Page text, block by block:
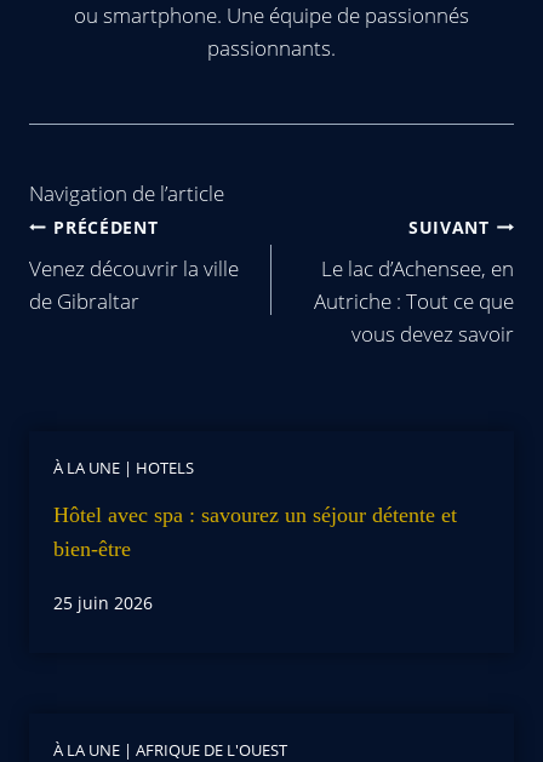
ou smartphone. Une équipe de passionnés
passionnants.
Navigation de l’article
PRÉCÉDENT
Venez découvrir la ville
de Gibraltar
SUIVANT
Le lac d’Achensee, en
Autriche : Tout ce que
vous devez savoir
À LA UNE | HOTELS
Hôtel avec spa : savourez un séjour détente et
bien-être
25 juin 2026
À LA UNE | AFRIQUE DE L'OUEST